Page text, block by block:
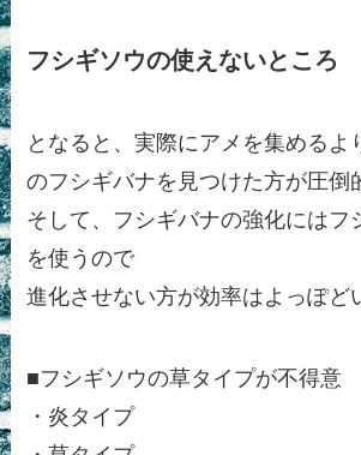
フシギソウの使えないところ
となると、実際にアメを集めるよ
のフシギバナを見つけた方が圧倒
そして、フシギバナの強化にはフ
を使うので
進化させない方が効率はよっぽど
■フシギソウの草タイプが不得意
・炎タイプ